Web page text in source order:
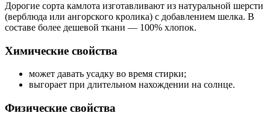
Дорогие сорта камлота изготавливают из натуральной шерсти
(верблюда или ангорского кролика) с добавлением шелка. В
составе более дешевой ткани — 100% хлопок.
Химические свойства
может давать усадку во время стирки;
выгорает при длительном нахождении на солнце.
Физические свойства